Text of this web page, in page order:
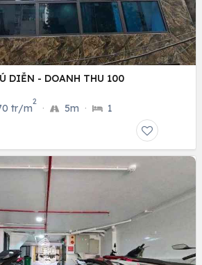
DIỄN - DOANH THU 100
tr/m
2
· 5m · 1